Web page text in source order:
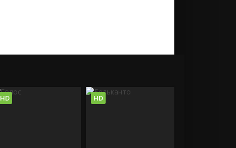
HD HD